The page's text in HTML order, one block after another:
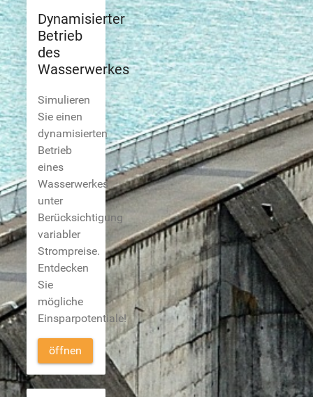
Dynamisierter
Betrieb
des
Wasserwerkes
Simulieren
Sie einen
dynamisierten
Betrieb
eines
Wasserwerkes
unter
Berücksichtigung
variabler
Strompreise.
Entdecken
Sie
mögliche
Einsparpotentiale!
öffnen